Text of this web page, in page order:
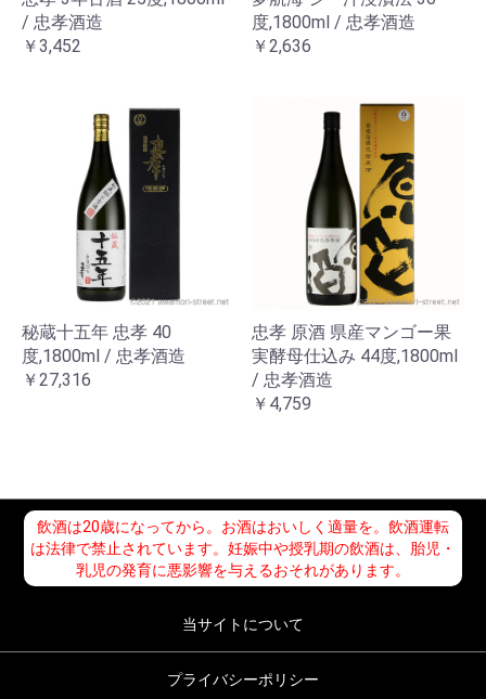
/ 忠孝酒造
￥3,452
度,1800ml / 忠孝酒造
￥2,636
秘蔵十五年 忠孝 40
度,1800ml / 忠孝酒造
￥27,316
忠孝 原酒 県産マンゴー果
実酵母仕込み 44度,1800ml
/ 忠孝酒造
￥4,759
飲酒は20歳になってから。お酒はおいしく適量を。飲酒運転
は法律で禁止されています。妊娠中や授乳期の飲酒は、胎児・
乳児の発育に悪影響を与えるおそれがあります。
当サイトについて
プライバシーポリシー